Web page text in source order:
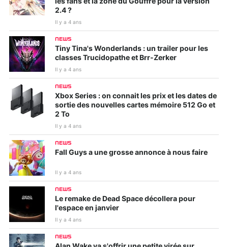
les fans et la zone du Gouffre pour la version
2.4 ?
Il y a 4 ans
NEWS
Tiny Tina's Wonderlands : un trailer pour les
classes Trucidopathe et Brr-Zerker
Il y a 4 ans
NEWS
Xbox Series : on connait les prix et les dates de
sortie des nouvelles cartes mémoire 512 Go et
2 To
Il y a 4 ans
NEWS
Fall Guys a une grosse annonce à nous faire
Il y a 4 ans
NEWS
Le remake de Dead Space décollera pour
l'espace en janvier
Il y a 4 ans
NEWS